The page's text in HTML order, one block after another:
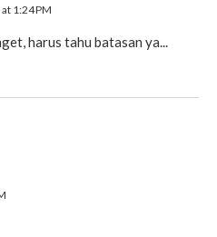
1:24 PM
harus tahu batasan ya...